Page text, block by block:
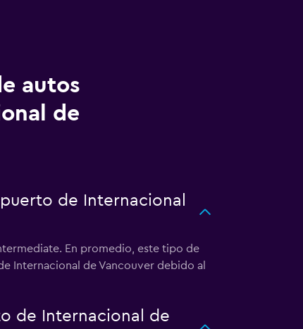
autos
de
de Internacional
En promedio, este tipo de
Internacional de Vancouver debido al
de Internacional de